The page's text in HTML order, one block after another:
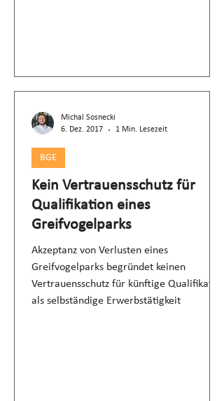
Kein Vertrauensschutz für
Qualifikation eines
Greifvogelparks
Akzeptanz von Verlusten eines
Greifvogelparks begründet keinen
Vertrauensschutz für künftige Qualifikation
als selbständige Erwerbstätigkeit
BGE
Michal Sosnecki
6. Dez. 2017
1 Min. Lesezeit